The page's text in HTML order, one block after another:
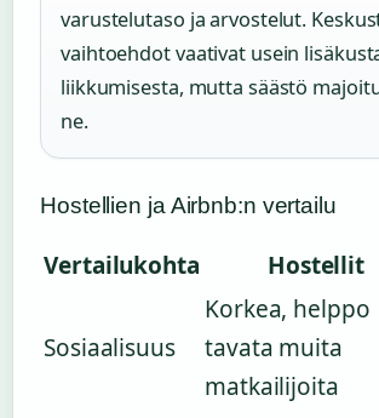
varustelutaso ja arvostelut.
vaihtoehdot vaativat usein
liikkumisesta, mutta säästö
ne.
Hostellien ja Airbnb:n vertailu
Vertailukohta Hostellit
Sosiaalisuus
Korkea, helppo
tavata muita
matkailijoita